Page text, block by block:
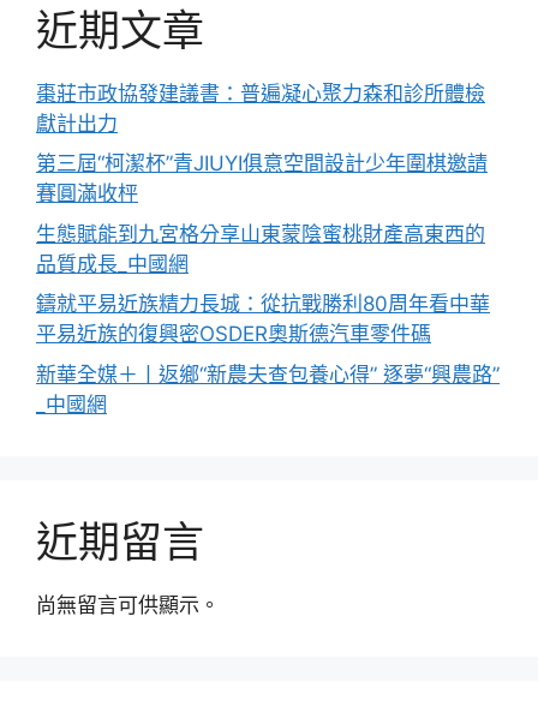
近期文章
棗莊市政協發建議書：普遍凝心聚力森和診所體檢
獻計出力
第三屆“柯潔杯”青JIUYI俱意空間設計少年圍棋邀請
賽圓滿收枰
生態賦能到九宮格分享山東蒙陰蜜桃財產高東西的
品質成長_中國網
鑄就平易近族精力長城：從抗戰勝利80周年看中華
平易近族的復興密OSDER奧斯德汽車零件碼
新華全媒＋丨返鄉“新農夫查包養心得” 逐夢“興農路”
_中國網
近期留言
尚無留言可供顯示。